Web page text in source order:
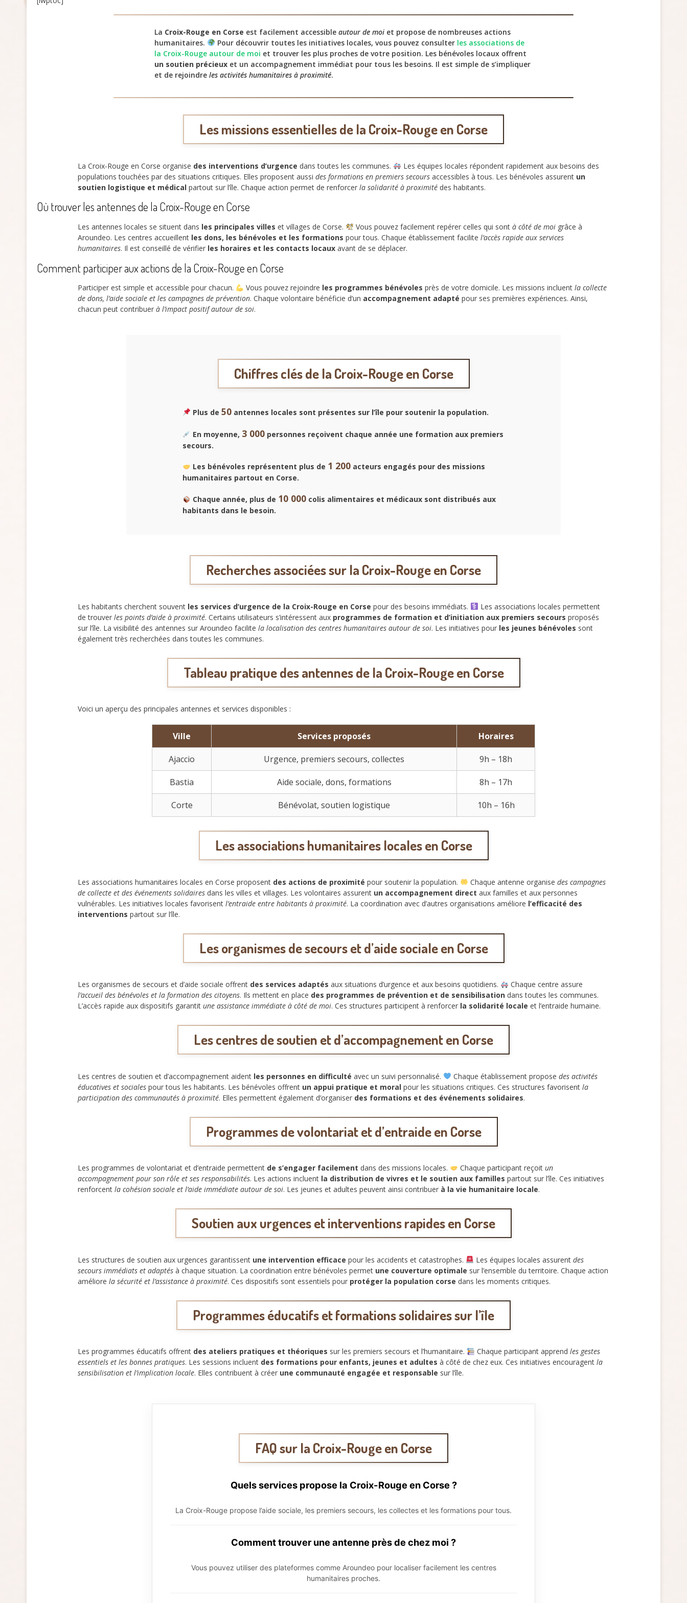
La Croix-Rouge en Corse est facilement accessible autour de moi et propose de nombreuses actions
humanitaires.
Pour découvrir toutes les initiatives locales, vous pouvez consulter les associations de
la Croix-Rouge autour de moi et trouver les plus proches de votre position. Les bénévoles locaux offrent
un soutien précieux et un accompagnement immédiat pour tous les besoins. Il est simple de s’impliquer
et de rejoindre les activités humanitaires à proximité.
Les missions essentielles de la Croix-Rouge en Corse
La Croix-Rouge en Corse organise des interventions d’urgence dans toutes les communes.
Les équipes locales répondent rapidement aux besoins des
populations touchées par des situations critiques. Elles proposent aussi des formations en premiers secours accessibles à tous. Les bénévoles assurent un
soutien logistique et médical partout sur l’île. Chaque action permet de renforcer la solidarité à proximité des habitants.
Où trouver les antennes de la Croix-Rouge en Corse
Les antennes locales se situent dans les principales villes et villages de Corse. Vous pouvez facilement repérer celles qui sont à côté de moigrâce à
Aroundeo. Les centres accueillent les dons, les bénévoles et les formations pour tous. Chaque établissement facilite l’accès rapide aux services
humanitaires. Il est conseillé de vérifier les horaires et les contacts locaux avant de se déplacer.
Comment participer aux actions de la Croix-Rouge en Corse
Participer est simple et accessible pour chacun. Vous pouvez rejoindre les programmes bénévoles près de votre domicile. Les missions incluent la collecte
de dons, l’aide sociale et les campagnes de prévention. Chaque volontaire bénéficie d’un accompagnement adapté pour ses premières expériences. Ainsi,
chacun peut contribuer à l’impact positif autour de soi.
Chiffres clés de la Croix-Rouge en Corse
Plus de 50antennes locales sont présentes sur l’île pour soutenir la population.
En moyenne, 3 000personnes reçoivent chaque année une formation aux premiers
secours.
Les bénévoles représentent plus de 1 200acteurs engagés pour des missions
humanitaires partout en Corse.
Chaque année, plus de 10 000colis alimentaires et médicaux sont distribués aux
habitants dans le besoin.
Recherches associées sur la Croix-Rouge en Corse
Les habitants cherchent souvent les services d’urgence de la Croix-Rouge en Corse pour des besoins immédiats.
Les associations locales permettent
de trouver les points d’aide à proximité. Certains utilisateurs s’intéressent aux programmes de formation et d’initiation aux premiers secours proposés
sur l’île. La visibilité des antennes sur Aroundeo facilite la localisation des centres humanitaires autour de soi. Les initiatives pour les jeunes bénévoles sont
également très recherchées dans toutes les communes.
Tableau pratique des antennes de la Croix-Rouge en Corse
Voici un aperçu des principales antennes et services disponibles :
Ville Services proposés Horaires
Ajaccio Urgence, premiers secours, collectes 9h – 18h
Bastia Aide sociale, dons, formations 8h – 17h
Corte Bénévolat, soutien logistique 10h – 16h
Les associations humanitaires locales en Corse
Les associations humanitaires locales en Corse proposent des actions de proximité pour soutenir la population. Chaque antenne organise des campagnes
de collecte et des événements solidaires dans les villes et villages. Les volontaires assurent un accompagnement direct aux familles et aux personnes
vulnérables. Les initiatives locales favorisent l’entraide entre habitants à proximité. La coordination avec d’autres organisations améliore l’efficacité des
interventions partout sur l’île.
Les organismes de secours et d’aide sociale en Corse
Les organismes de secours et d’aide sociale offrent des services adaptés aux situations d’urgence et aux besoins quotidiens.
Chaque centre assure
l’accueil des bénévoles et la formation des citoyens. Ils mettent en place des programmes de prévention et de sensibilisation dans toutes les communes.
L’accès rapide aux dispositifs garantit une assistance immédiate à côté de moi. Ces structures participent à renforcer la solidarité locale et l’entraide humaine.
Les centres de soutien et d’accompagnement en Corse
Les centres de soutien et d’accompagnement aident les personnes en difficulté avec un suivi personnalisé. Chaque établissement propose des activités
éducatives et sociales pour tous les habitants. Les bénévoles offrent un appui pratique et moral pour les situations critiques. Ces structures favorisent la
participation des communautés à proximité. Elles permettent également d’organiser des formations et des événements solidaires.
Programmes de volontariat et d’entraide en Corse
Les programmes de volontariat et d’entraide permettent de s’engager facilement dans des missions locales. Chaque participant reçoit un
accompagnement pour son rôle et ses responsabilités. Les actions incluent la distribution de vivres et le soutien aux familles partout sur l’île. Ces initiatives
renforcent la cohésion sociale et l’aide immédiate autour de soi. Les jeunes et adultes peuvent ainsi contribuer à la vie humanitaire locale.
Soutien aux urgences et interventions rapides en Corse
Les structures de soutien aux urgences garantissent une intervention efficace pour les accidents et catastrophes. Les équipes locales assurent des
secours immédiats et adaptés à chaque situation. La coordination entre bénévoles permet une couverture optimale sur l’ensemble du territoire. Chaque action
améliore la sécurité et l’assistance à proximité. Ces dispositifs sont essentiels pour protéger la population corse dans les moments critiques.
Programmes éducatifs et formations solidaires sur l’île
Les programmes éducatifs offrent des ateliers pratiques et théoriques sur les premiers secours et l’humanitaire. Chaque participant apprend les gestes
essentiels et les bonnes pratiques. Les sessions incluent des formations pour enfants, jeunes et adultes à côté de chez eux. Ces initiatives encouragent la
sensibilisation et l’implication locale. Elles contribuent à créer une communauté engagée et responsable sur l’île.
FAQ sur la Croix-Rouge en Corse
Quels services propose la Croix-Rouge en Corse ?
La Croix-Rouge propose l’aide sociale, les premiers secours, les collectes et les formations pour tous.
Comment trouver une antenne près de chez moi ?
Vous pouvez utiliser des plateformes comme Aroundeo pour localiser facilement les centres
humanitaires proches.